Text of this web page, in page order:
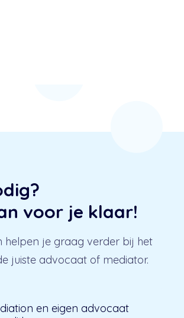
voor je klaar!
helpen je graag verder bij het
juiste advocaat of mediator.
en eigen advocaat